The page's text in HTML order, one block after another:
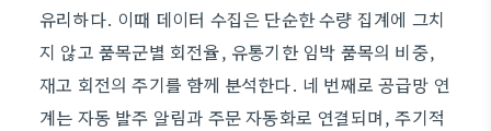
유리하다. 이때 데이터 수집은 단순한 수량 집계에 그치
지 않고 품목군별 회전율, 유통기한 임박 품목의 비중,
재고 회전의 주기를 함께 분석한다. 네 번째로 공급망 연
계는 자동 발주 알림과 주문 자동화로 연결되며, 주기적